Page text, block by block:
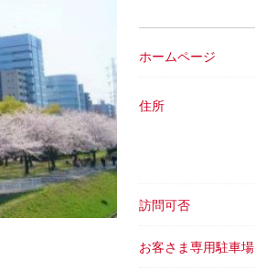
ホームページ
住所
訪問可否
お客さま専用駐車場